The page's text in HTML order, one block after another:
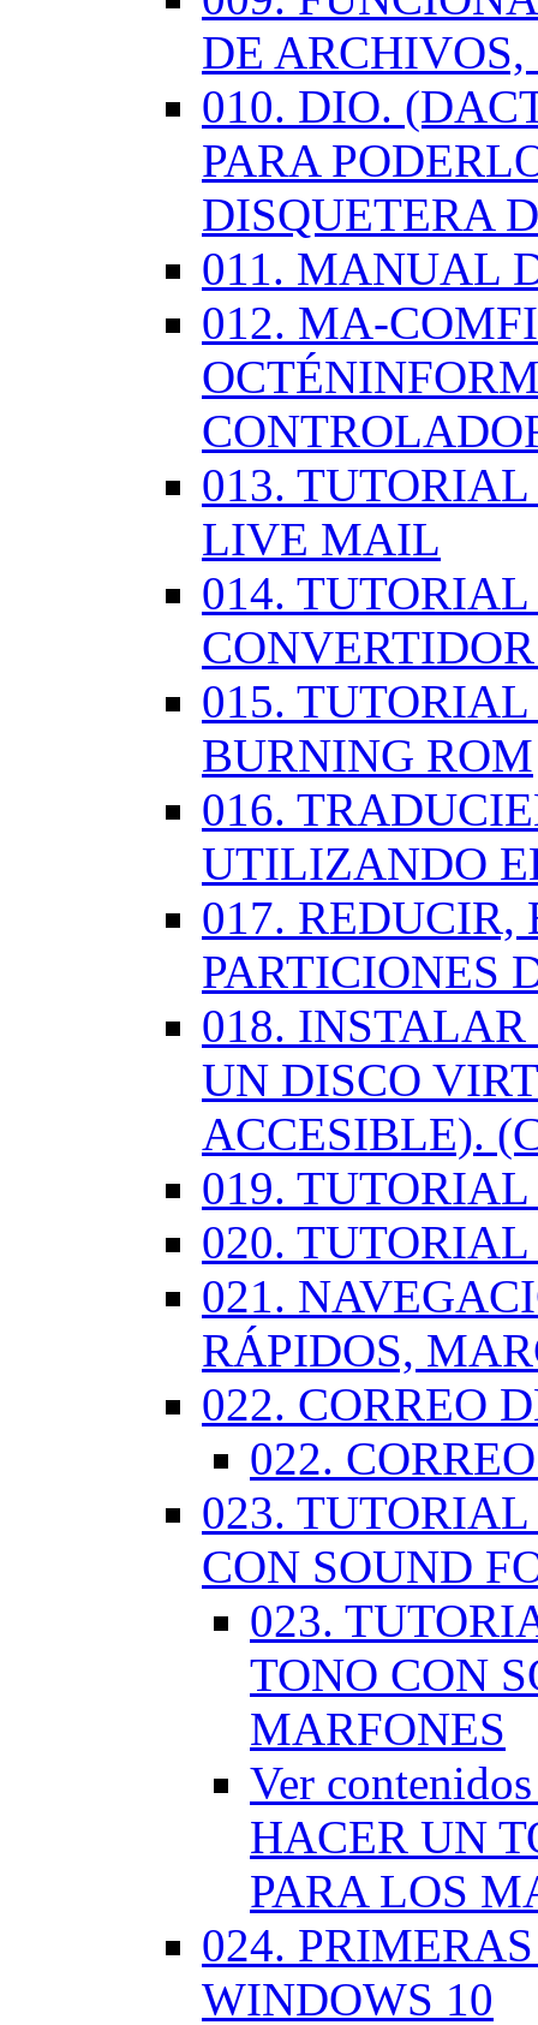
DE
010. DIO.
PARA
DISQUETERA
011. MANUAL
012. MA-
013.
LIVE MAIL
014.
015.
BURNING ROM
016.
UTILIZANDO
017. REDUCIR,
PARTICIONES
018.
UN DISCO
ACCESIBLE).
019.
020.
021.
RÁPIDOS,
022. CORREO
022.
023.
CON SOUND
023.
TONO CON
MARFONES
Ver
HACER UN
PARA LOS
024.
WINDOWS 10